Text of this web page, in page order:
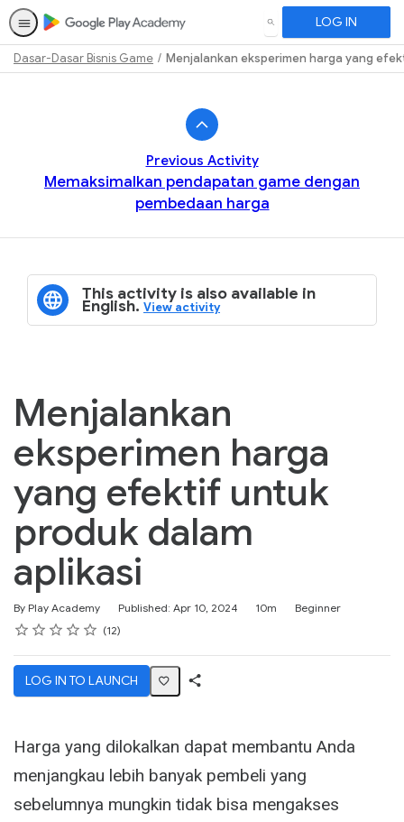
SEARCH LOG IN
Dasar-Dasar Bisnis Game Menjalankan eksperimen harga yang
Previous Activity
Memaksimalkan pendapatan game dengan
pembedaan harga
This activity is also available in
English.View activity
Menjalankan
eksperimen harga
yang efektif untuk
produk dalam
aplikasi
By Play Academy Published: Apr 10, 2024
Duration 10m
Difficulty
Beginner
Rating
1 star
2 stars
3 stars
4 stars
5 stars
Average rating: 4.8 12
12 reviews
LOG IN TO LAUNCH
Harga yang dilokalkan dapat membantu Anda
menjangkau lebih banyak pembeli yang
sebelumnya mungkin tidak bisa mengakses